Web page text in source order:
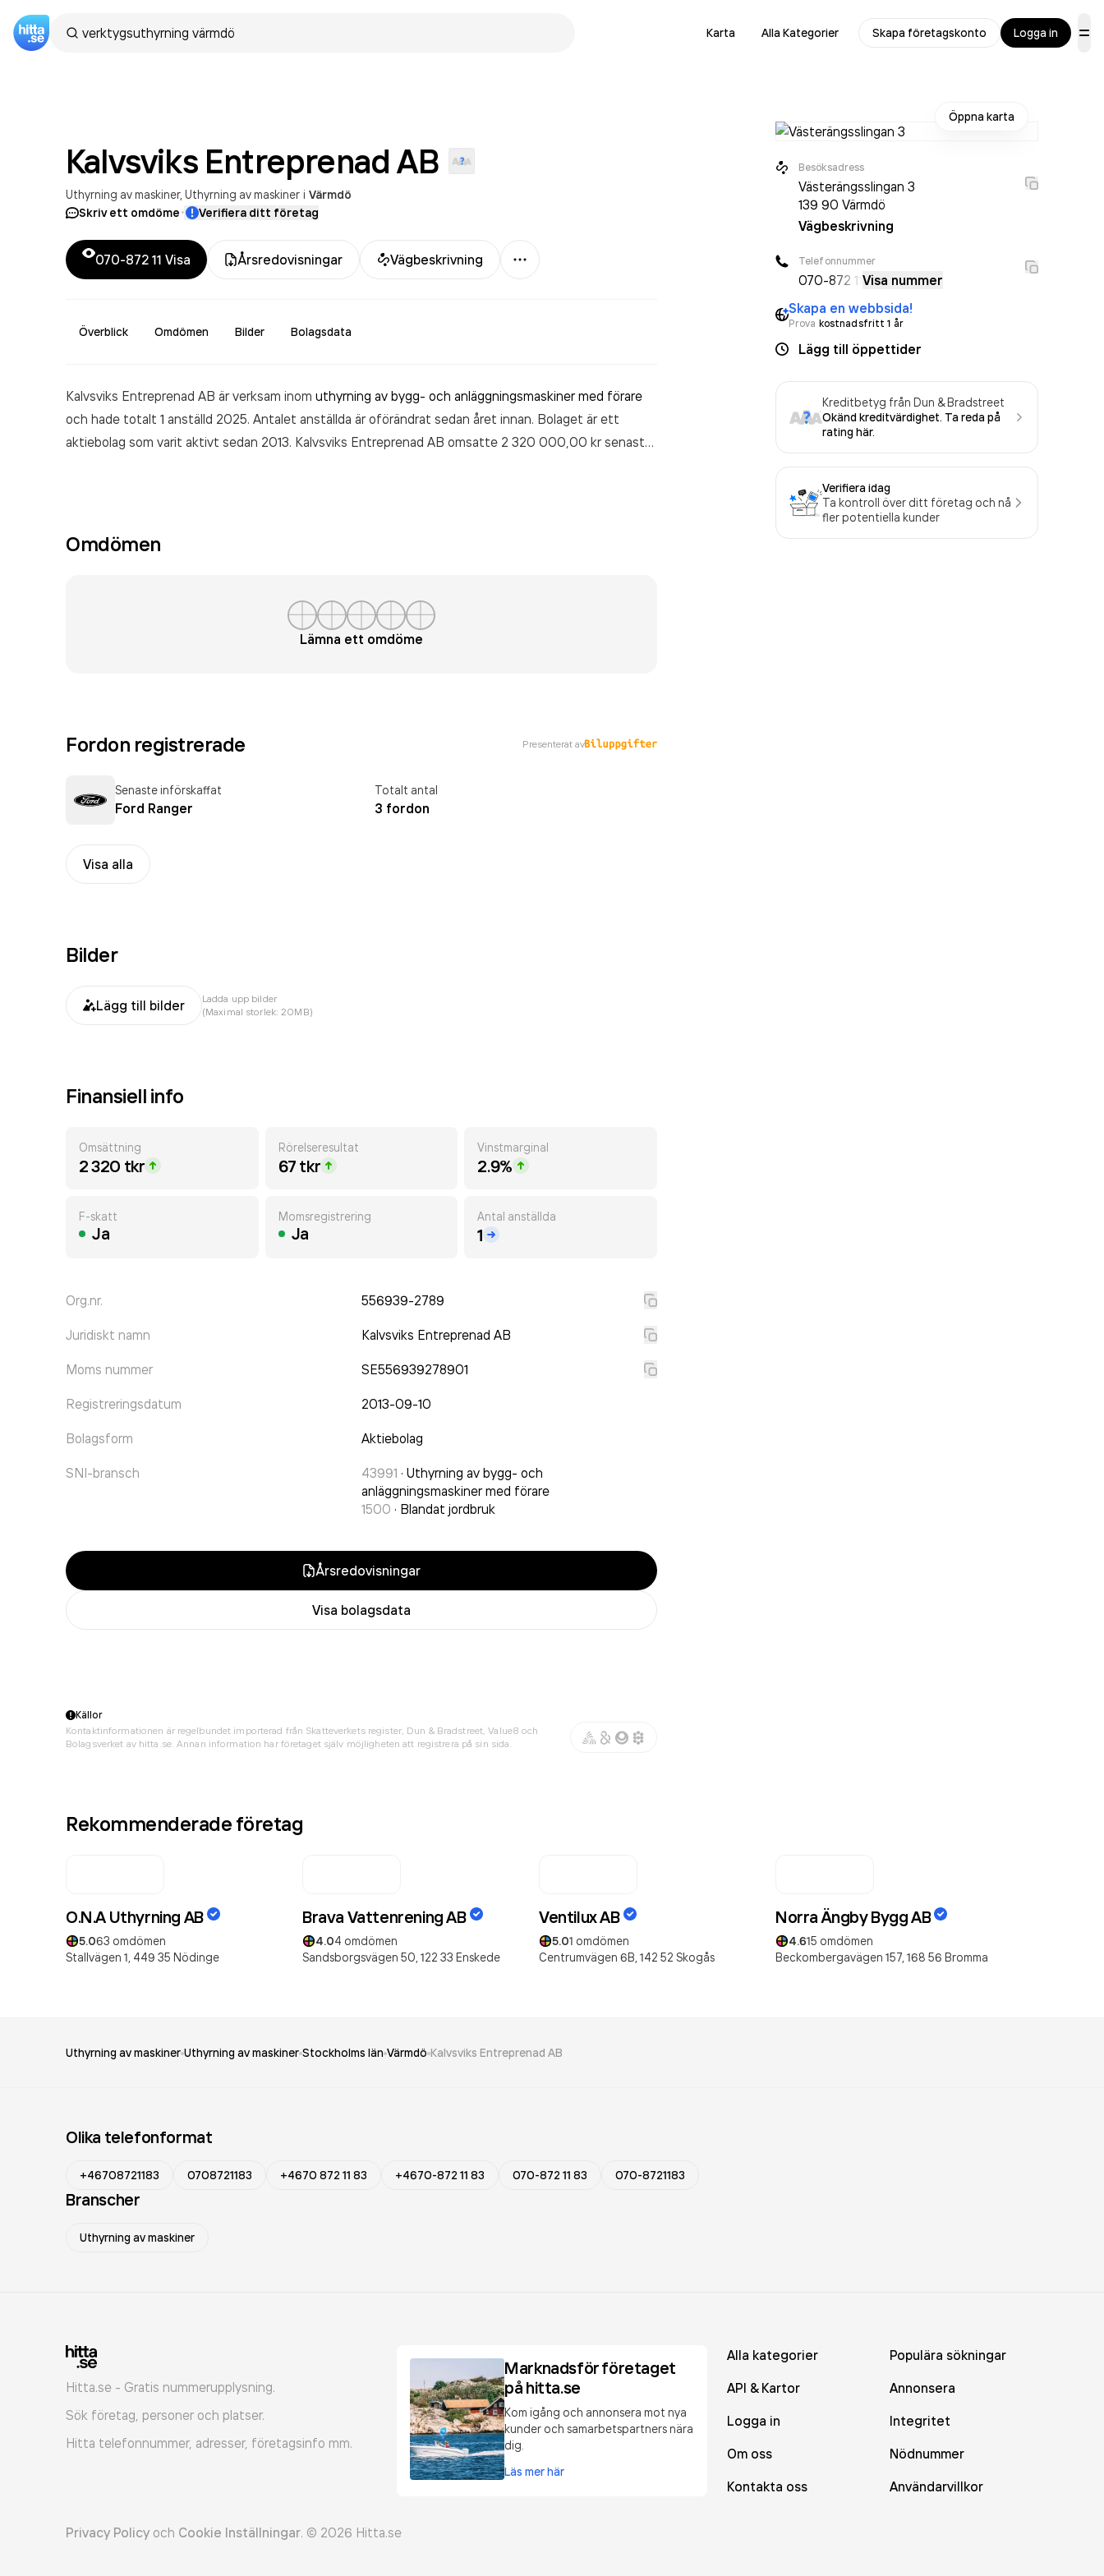
Karta Alla Kategorier Skapa företagskonto Logga in
Kalvsviks Entreprenad AB
Uthyrning av maskiner Uthyrning av maskiner i Värmdö
Skriv ett omdöme· Verifiera ditt företag
070-872 11 Visa Årsredovisningar Vägbeskrivning
Mer
Överblick Omdömen Bilder Bolagsdata
Kalvsviks Entreprenad AB är verksam inom uthyrning av bygg- och anläggningsmaskiner med förare
och hade totalt 1 anställd 2025. Antalet anställda är oförändrat sedan året innan. Bolaget är ett
aktiebolag som varit aktivt sedan 2013. Kalvsviks Entreprenad AB omsatte 2 320 000,00 krsenaste
Omdömen
Lämna ett omdöme
Fordon registrerade Presenterat av
Senaste införskaffat
Ford Ranger
Totalt antal
3 fordon
Visa alla
Bilder
Lägg till bilder
Ladda upp bilder
(Maximal storlek: 20MB)
Finansiell info
Omsättning
2 320 tkr
Rörelseresultat
67 tkr
Vinstmarginal
2.9%
F-skatt
Ja
Momsregistrering
Ja
Antal anställda
1
Org.nr. 556939-2789
Juridiskt namn Kalvsviks Entreprenad AB
Moms nummer SE556939278901
Registreringsdatum 2013-09-10
Bolagsform Aktiebolag
SNI-bransch 43991 · Uthyrning av bygg- och
anläggningsmaskiner med förare
1500 · Blandat jordbruk
Årsredovisningar
Visa bolagsdata
Öppna karta
Besöksadress
Västerängsslingan 3
139 90 Värmdö
Vägbeskrivning
Telefonnummer
070-872 11 Visa nummer
Skapa en webbsida!
Prova kostnadsfritt 1 år
Lägg till öppettider
Kreditbetyg från Dun & Bradstreet
Okänd kreditvärdighet. Ta reda på
rating här.
Verifiera idag
Ta kontroll över ditt företag och nå
fler potentiella kunder
Källor
Kontaktinformationen är regelbundet importerad från Skatteverkets register, Dun & Bradstreet, Value8 och
Bolagsverket av hitta.se. Annan information har företaget själv möjligheten att registrera på sin sida.
Rekommenderade företag
O.N.A Uthyrning AB
5.063 omdömen
Stallvägen 1, 449 35 Nödinge
Brava Vattenrening AB
4.04 omdömen
Sandsborgsvägen 50, 122 33 Enskede
Ventilux AB
5.01 omdömen
Centrumvägen 6B, 142 52 Skogås
Norra Ängby Bygg AB
4.615 omdömen
Beckombergavägen 157, 168 56 Bromma
Uthyrning av maskiner Uthyrning av maskiner Stockholms län Värmdö Kalvsviks Entreprenad AB
Olika telefonformat
+46708721183 0708721183 +4670 872 11 83 +4670-872 11 83 070-872 11 83 070-8721183
Branscher
Uthyrning av maskiner
Hitta.se - Gratis nummerupplysning.
Sök företag, personer och platser.
Hitta telefonnummer, adresser, företagsinfo mm.
Marknadsför företaget
på hitta.se
Kom igång och annonsera mot nya
kunder och samarbetspartners nära
dig.
Läs mer här
Alla kategorier
Populära sökningar
API & Kartor
Annonsera
Logga in
Integritet
Om oss
Nödnummer
Kontakta oss
Användarvillkor
Privacy Policy och Cookie Inställningar. © 2026 Hitta.se